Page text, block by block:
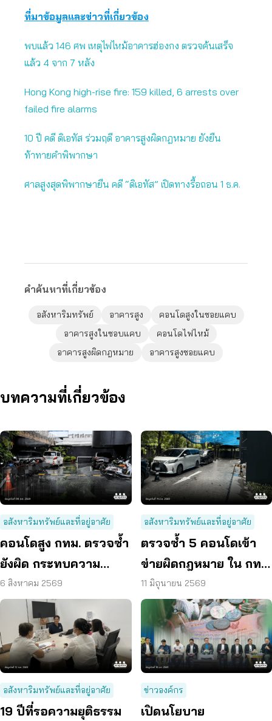
ที่มาข้อมูลและข่าวที่เกี่ยวข้อง
พบแล้ว 146 ศพ เหตุไฟไหม้อาคารฮ่องกง ตรวจค้นเสร็จ
แล้ว 4 จาก 7 หลัง
Hong Kong high-rise fire: 159 killed, 6 arrests over
failed fire alarms
10 ปี คดี ดิเอทัส ร่วมฤดี อาคารสูงผิดกฎหมาย ยังยืน
ท้าทายคำพิพากษา
ศาลสูงสุดพิพากษายืน คดี “ดิเอทัส” เปิดทางรื้อถอน 1 ธ.ค.
คำค้นหาที่เกี่ยวข้อง
อสังหาริมทรัพย์ อาคารสูง
คอนโดสูงในซอยแคบ
อาคารสูงในซอบแคบ
คอนโดไฟไหม้
อาคารสูงผิดกฎหมาย
อาคารสูงซอยแคบ
บทความที่เกี่ยวข้อง
อสังหาริมทรัพย์และที่อยู่อาศัย
คอนโดสูง กทม. ตรวจซ้ำ
ยังผิด กระทบความ
ปลอดภัย
6 สิงหาคม 2569
อสังหาริมทรัพย์และที่อยู่อาศัย
ตรวจซ้ำ 5 คอนโดเข้า
ข่ายผิดกฎหมาย ใน กทม.
พบยังไม่แก้ไข ปล่อยผู้
อาศัยเสี่ยงภัย
11 มิถุนายน 2569
อสังหาริมทรัพย์และที่อยู่อาศัย
19 ปีที่รอความยุติธรรม
ข่าวองค์กร
เปิดนโยบาย